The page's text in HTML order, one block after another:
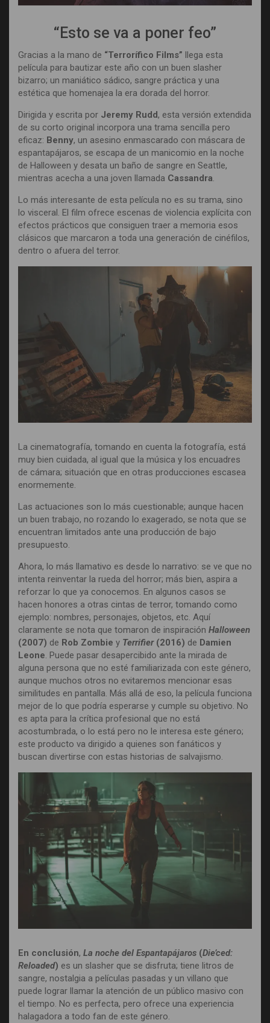
“Esto se va a poner feo”
Gracias a la mano de “Terrorífico Films” llega esta
película para bautizar este año con un buen slasher
bizarro; un maniático sádico, sangre práctica y una
estética que homenajea la era dorada del horror.
Dirigida y escrita por Jeremy Rudd, esta versión extendida
de su corto original incorpora una trama sencilla pero
eficaz: Benny, un asesino enmascarado con máscara de
espantapájaros, se escapa de un manicomio en la noche
de Halloween y desata un baño de sangre en Seattle,
mientras acecha a una joven llamada Cassandra.
Lo más interesante de esta película no es su trama, sino
lo visceral. El film ofrece escenas de violencia explícita con
efectos prácticos que consiguen traer a memoria esos
clásicos que marcaron a toda una generación de cinéfilos,
dentro o afuera del terror.
La cinematografía, tomando en cuenta la fotografía, está
muy bien cuidada, al igual que la música y los encuadres
de cámara; situación que en otras producciones escasea
enormemente.
Las actuaciones son lo más cuestionable; aunque hacen
un buen trabajo, no rozando lo exagerado, se nota que se
encuentran limitados ante una producción de bajo
presupuesto.
Ahora, lo más llamativo es desde lo narrativo: se ve que no
intenta reinventar la rueda del horror; más bien, aspira a
reforzar lo que ya conocemos. En algunos casos se
hacen honores a otras cintas de terror, tomando como
ejemplo: nombres, personajes, objetos, etc. Aquí
claramente se nota que tomaron de inspiración Halloween
(2007) de Rob Zombie y Terrifier(2016) de Damien
Leone. Puede pasar desapercibido ante la mirada de
alguna persona que no esté familiarizada con este género,
aunque muchos otros no evitaremos mencionar esas
similitudes en pantalla. Más allá de eso, la película funciona
mejor de lo que podría esperarse y cumple su objetivo. No
es apta para la crítica profesional que no está
acostumbrada, o lo está pero no le interesa este género;
este producto va dirigido a quienes son fanáticos y
buscan divertirse con estas historias de salvajismo.
En conclusión, La noche del Espantapájaros (Die’ced:
Reloaded) es un slasher que se disfruta; tiene litros de
sangre, nostalgia a películas pasadas y un villano que
puede lograr llamar la atención de un público masivo con
el tiempo. No es perfecta, pero ofrece una experiencia
halagadora a todo fan de este género.